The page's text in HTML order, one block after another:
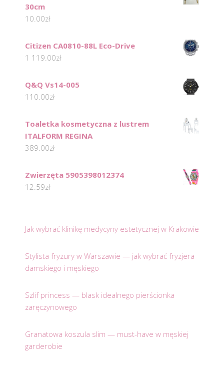
30cm
10.00zł
Citizen CA0810-88L Eco-Drive
1 119.00zł
Q&Q Vs14-005
110.00zł
Toaletka kosmetyczna z lustrem
ITALFORM REGINA
389.00zł
Zwierzęta 5905398012374
12.59zł
Jak wybrać klinikę medycyny estetycznej w Krakowie
Stylista fryzury w Warszawie — jak wybrać fryzjera
damskiego i męskiego
Szlif princess — blask idealnego pierścionka
zaręczynowego
Granatowa koszula slim — must-have w męskiej
garderobie